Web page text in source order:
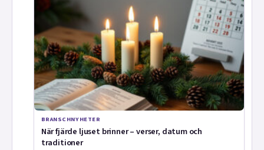
BRANSCHNYHETER
När fjärde ljuset brinner – verser, datum och
traditioner